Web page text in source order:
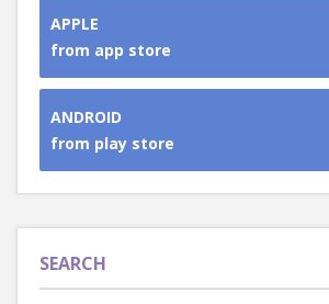
APPLE
from app store
ANDROID
from play store
SEARCH